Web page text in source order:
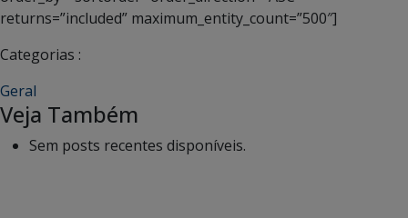
returns=”included” maximum_entity_count=”500″]
Categorias :
Geral
Veja Também
Sem posts recentes disponíveis.